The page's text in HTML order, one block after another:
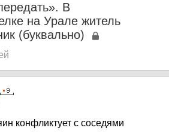
В
на Урале житель
(буквально)
конфликтует с соседями